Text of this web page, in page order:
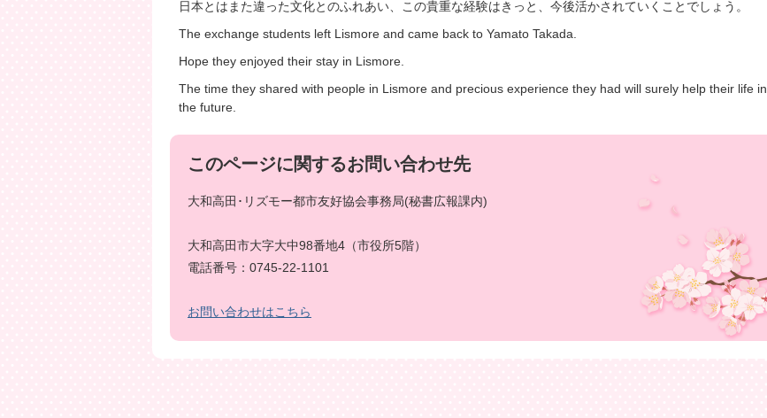
日本とはまた違った文化とのふれあい、この貴重な経験はきっと、今後活かされていくことでしょう。
The exchange students left Lismore and came back to Yamato Takada.
Hope they enjoyed their stay in Lismore.
The time they shared with people in Lismore and precious experience they had will surely help their life in
the future.
このページに関するお問い合わせ先
大和高田･リズモー都市友好協会事務局(秘書広報課内)
大和高田市大字大中98番地4（市役所5階）
電話番号：0745-22-1101
お問い合わせはこちら